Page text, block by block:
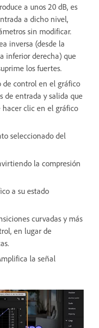
a unos 20 dB, es
a dicho nivel,
sin modificar.
inversa (desde la
inferior derecha) que
los fuertes.
de control en el gráfico
de entrada y salida que
hacer clic en el gráfico
seleccionado del
la compresión
a su estado
curvadas y más
en lugar de
la señal